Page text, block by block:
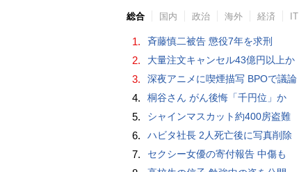
総合 国内 政治 海外 経済 IT
1. 斉藤慎二被告 懲役7年を求刑
2. 大量注文キャンセル43億円以上か
3. 深夜アニメに喫煙描写 BPOで議論
4. 桐谷さん がん後悔「千円位」か
5. シャインマスカット約400房盗難
6. ハビタ社長 2人死亡後に写真削除
7. セクシー女優の寄付報告 中傷も